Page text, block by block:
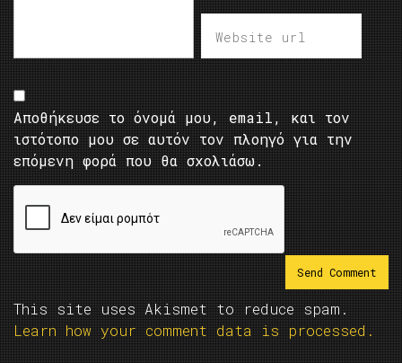
Αποθήκευσε το όνομά μου, email, και τον
ιστότοπο μου σε αυτόν τον πλοηγό για την
επόμενη φορά που θα σχολιάσω.
This site uses Akismet to reduce spam.
Learn how your comment data is processed.